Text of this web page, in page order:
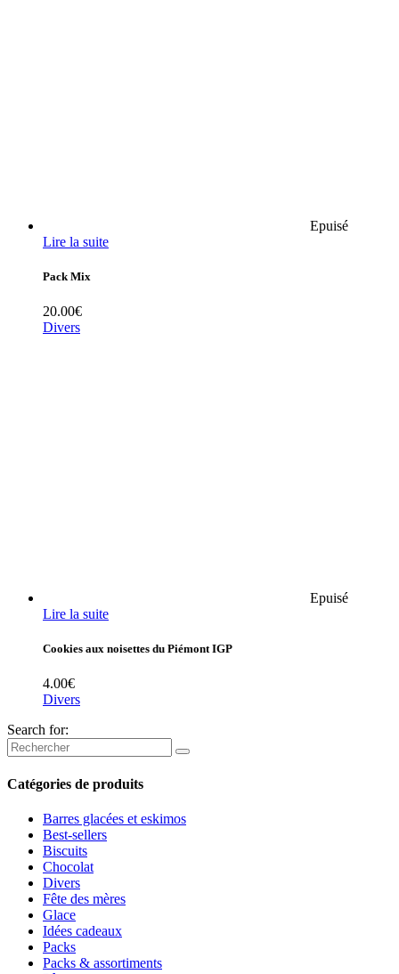
Epuisé
Lire la suite
Pack Mix
20.00€
Divers
Epuisé
Lire la suite
Cookies aux noisettes du Piémont IGP
4.00€
Divers
Search for:
Catégories de produits
Barres glacées et eskimos
Best-sellers
Biscuits
Chocolat
Divers
Fête des mères
Glace
Idées cadeaux
Packs
Packs & assortiments